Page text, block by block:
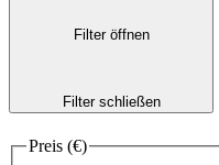
Filter öffnen
Filter schließen
Preis (€)